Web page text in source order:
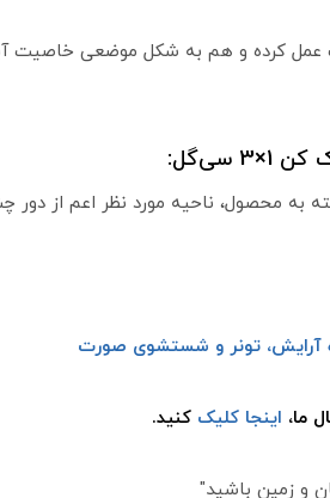
عمل کرده و هم به شکل موضعی خاصیت
سی‌گل:
به محصول، ناحیه مورد نظر اعم از دور
آرایش، تونر و شستشوی صورت
ما، اینجا کلیک کنید.
و زمین باشید"